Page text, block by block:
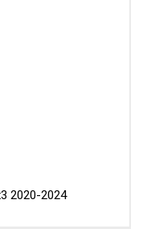
2020-2024